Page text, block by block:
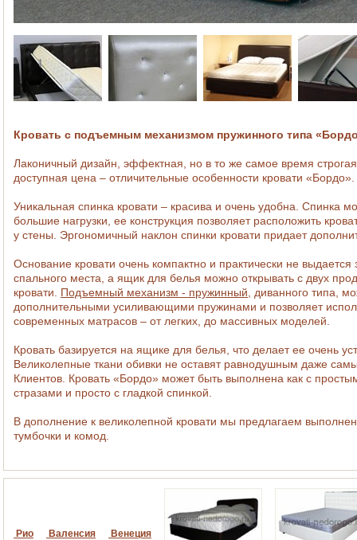
Кровать с подъемным механизмом пружинного типа
Лаконичный дизайн, эффектная, но в то же самое время
доступная цена – отличительные особенности кровати «Бордо».
Уникальная спинка кровати – красива и очень удобна. Спинка
большие нагрузки, ее конструкция позволяет расположить
у стены. Эргономичный наклон спинки кровати придает
Основание кровати очень компактно и практически не выдается
спального места, а ящик для белья можно открывать с двух
кровати. Подъемный механизм - пружинный , диванного типа,
дополнительными усиливающими пружинами и позволяет
современных матрасов – от легких, до массивных моделей.
Кровать базируется на ящике для белья, что делает ее очень
Великолепные ткани обивки не оставят равнодушным даже
Клиентов. Кровать «Бордо» может быть выполнена как с
стразами и просто с гладкой спинкой.
В дополнение к великолепной кровати мы предлагаем
тумбочки и комод.
Рио Валенсия Венеция